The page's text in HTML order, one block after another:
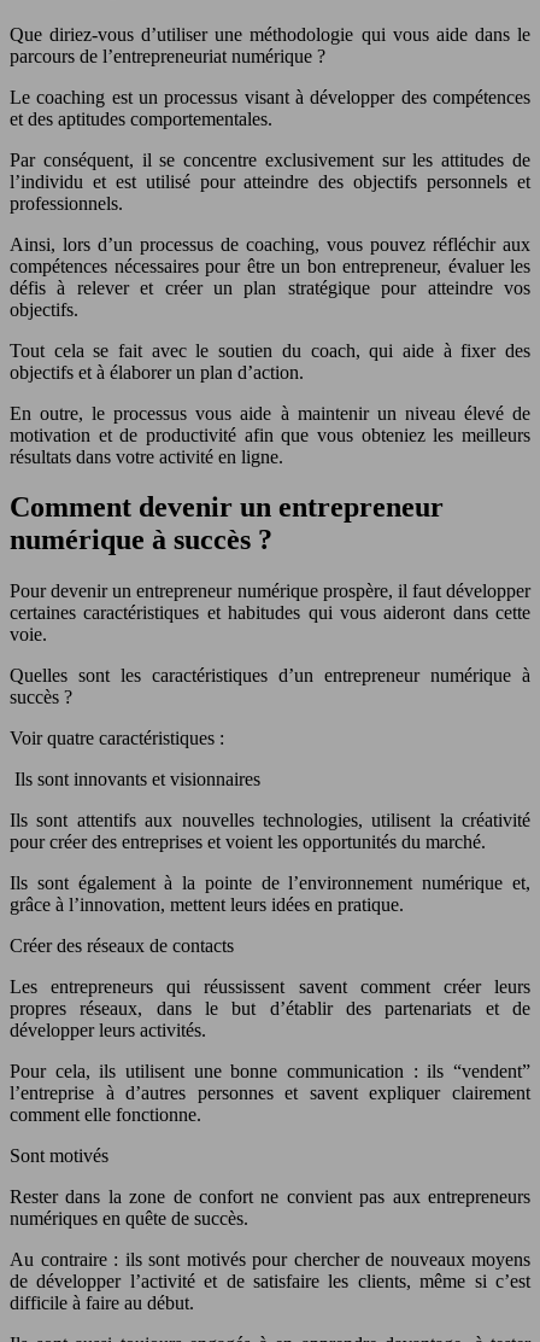
Que diriez-vous d’utiliser une méthodologie qui vous aide dans le
parcours de l’entrepreneuriat numérique ?
Le coaching est un processus visant à développer des compétences
et des aptitudes comportementales.
Par conséquent, il se concentre exclusivement sur les attitudes de
l’individu et est utilisé pour atteindre des objectifs personnels et
professionnels.
Ainsi, lors d’un processus de coaching, vous pouvez réfléchir aux
compétences nécessaires pour être un bon entrepreneur, évaluer les
défis à relever et créer un plan stratégique pour atteindre vos
objectifs.
Tout cela se fait avec le soutien du coach, qui aide à fixer des
objectifs et à élaborer un plan d’action.
En outre, le processus vous aide à maintenir un niveau élevé de
motivation et de productivité afin que vous obteniez les meilleurs
résultats dans votre activité en ligne.
Comment devenir un entrepreneur
numérique à succès ?
Pour devenir un entrepreneur numérique prospère, il faut développer
certaines caractéristiques et habitudes qui vous aideront dans cette
voie.
Quelles sont les caractéristiques d’un entrepreneur numérique à
succès ?
Voir quatre caractéristiques :
Ils sont innovants et visionnaires
Ils sont attentifs aux nouvelles technologies, utilisent la créativité
pour créer des entreprises et voient les opportunités du marché.
Ils sont également à la pointe de l’environnement numérique et,
grâce à l’innovation, mettent leurs idées en pratique.
Créer des réseaux de contacts
Les entrepreneurs qui réussissent savent comment créer leurs
propres réseaux, dans le but d’établir des partenariats et de
développer leurs activités.
Pour cela, ils utilisent une bonne communication : ils “vendent”
l’entreprise à d’autres personnes et savent expliquer clairement
comment elle fonctionne.
Sont motivés
Rester dans la zone de confort ne convient pas aux entrepreneurs
numériques en quête de succès.
Au contraire : ils sont motivés pour chercher de nouveaux moyens
de développer l’activité et de satisfaire les clients, même si c’est
difficile à faire au début.